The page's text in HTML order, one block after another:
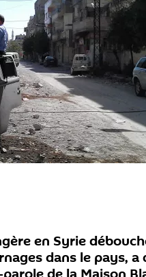
en Syrie
dans le pays, a